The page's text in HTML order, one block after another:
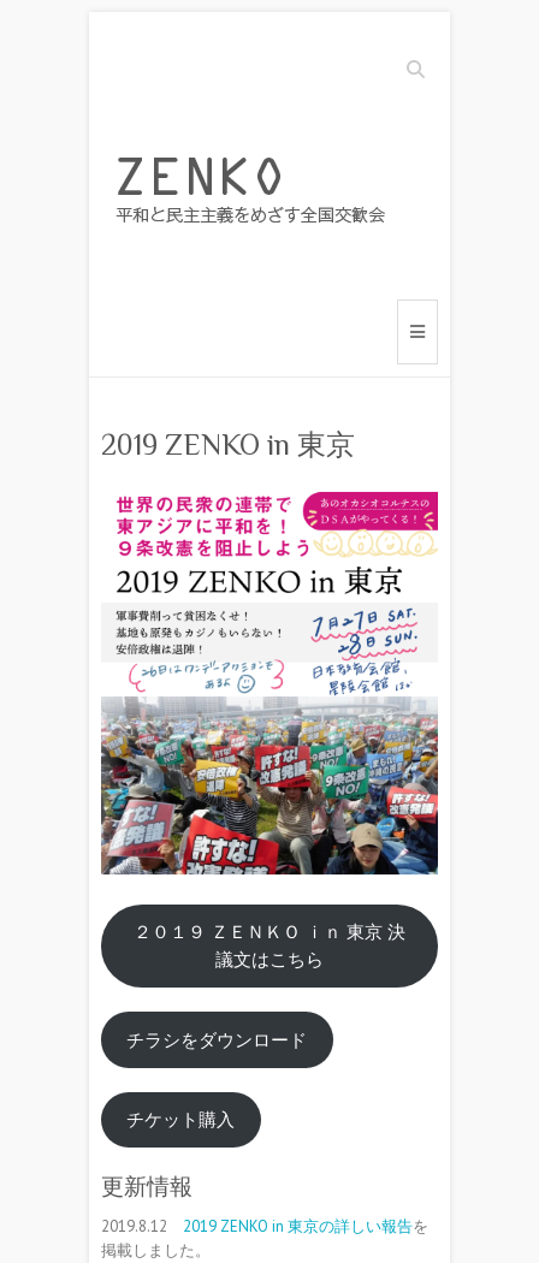
Search
2019 ZENKO in 東京
２０１９ ＺＥＮＫＯ ｉｎ 東京 決
議文はこちら
チラシをダウンロード
チケット購入
更新情報
2019.8.12 2019 ZENKO in 東京の詳しい報告を
掲載しました。